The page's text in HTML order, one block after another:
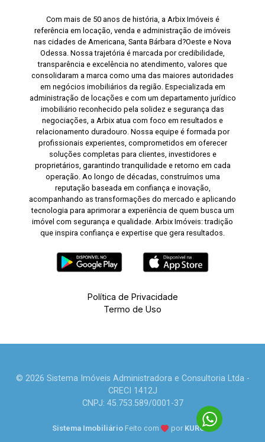
Com mais de 50 anos de história, a Arbix Imóveis é
referência em locação, venda e administração de imóveis
nas cidades de Americana, Santa Bárbara d?Oeste e Nova
Odessa. Nossa trajetória é marcada por credibilidade,
transparência e excelência no atendimento, valores que
consolidaram a marca como uma das maiores autoridades
em negócios imobiliários da região. Especializada em
administração de locações e com um departamento jurídico
imobiliário reconhecido pela solidez e segurança das
negociações, a Arbix atua com foco em resultados e
relacionamento duradouro. Nossa equipe é formada por
profissionais experientes, comprometidos em oferecer
soluções completas para clientes, investidores e
proprietários, garantindo tranquilidade e retorno em cada
operação. Ao longo de décadas, construímos uma
reputação baseada em confiança e inovação,
acompanhando as transformações do mercado e aplicando
tecnologia para aprimorar a experiência de quem busca um
imóvel com segurança e qualidade. Arbix Imóveis: tradição
que inspira confiança e expertise que gera resultados.
Política de Privacidade
Termo de Uso
© 2026 Sistema Imóveis Administradora e Consultoria Ltda -
CRECI 1412J
CNPJ: 45.753.589/0001-37
Sistema Imobiliário Feito com por KUROLE